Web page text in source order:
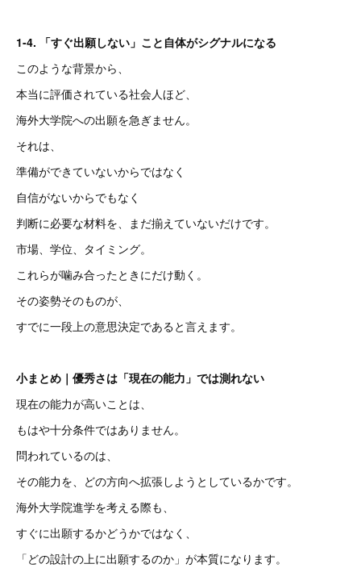
1-4. 「すぐ出願しない」こと自体がシグナルになる
このような背景から、
本当に評価されている社会人ほど、
海外大学院への出願を急ぎません。
それは、
準備ができていないからではなく
自信がないからでもなく
判断に必要な材料を、まだ揃えていないだけです。
市場、学位、タイミング。
これらが噛み合ったときにだけ動く。
その姿勢そのものが、
すでに一段上の意思決定であると言えます。
小まとめ｜優秀さは「現在の能力」では測れない
現在の能力が高いことは、
もはや十分条件ではありません。
問われているのは、
その能力を、どの方向へ拡張しようとしているかです。
海外大学院進学を考える際も、
すぐに出願するかどうかではなく、
「どの設計の上に出願するのか」が本質になります。